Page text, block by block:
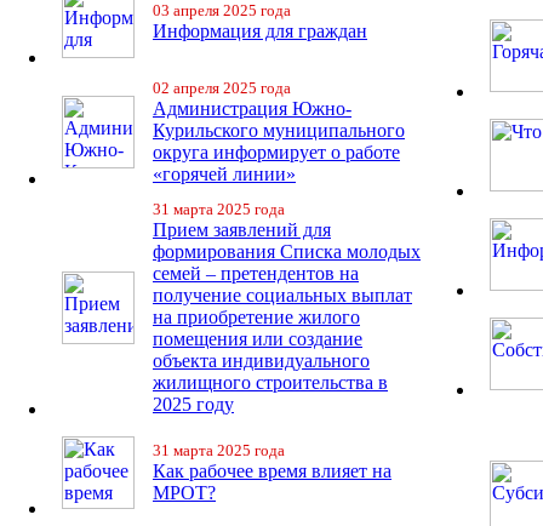
03 апреля 2025 года
Информация для граждан
02 апреля 2025 года
Администрация Южно-
Курильского муниципального
округа информирует о работе
«горячей линии»
31 марта 2025 года
Прием заявлений для
формирования Списка молодых
семей – претендентов на
получение социальных выплат
на приобретение жилого
помещения или создание
объекта индивидуального
жилищного строительства в
2025 году
31 марта 2025 года
Как рабочее время влияет на
МРОТ?